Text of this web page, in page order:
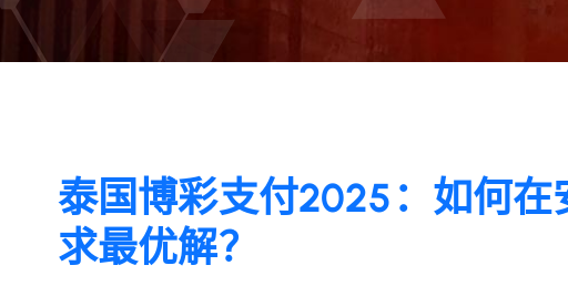
泰国博彩支付2025：如何
求最优解？